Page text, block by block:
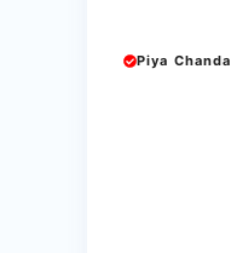
Piya Chanda